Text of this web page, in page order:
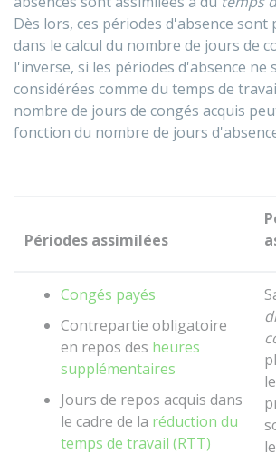
Dès lors, ces périodes d'absence sont
dans le calcul du nombre de jours de
l'inverse, si les périodes d'absence ne
considérées comme du temps de
nombre de jours de congés acquis
fonction du nombre de jours
Périodes assimilées
Congés payés
Contrepartie obligatoire
en repos des heures
supplémentaires
Jours de repos acquis dans
le cadre de la réduction du
temps de travail (RTT)